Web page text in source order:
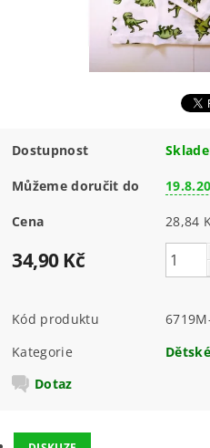
Dostupnost
Můžeme doručit do
Cena
34,90 Kč
Kód produktu
Kategorie
Dětské
Dotaz